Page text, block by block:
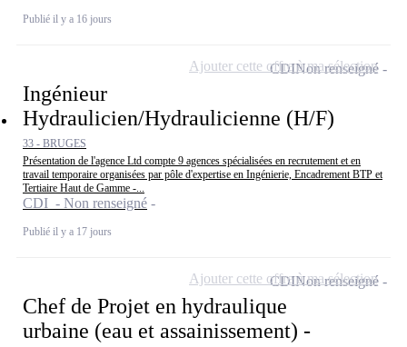
Publié il y a 16 jours
Ingénieur
Hydraulicien/Hydraulicienne (H/F)
33 - BRUGES
Présentation de l'agence Ltd compte 9 agences spécialisées en recrutement et en
travail temporaire organisées par pôle d'expertise en Ingénierie, Encadrement BTP et
Tertiaire Haut de Gamme -...
CDI - Non renseigné
Publié il y a 17 jours
CDINon renseigné
Ajouter cette offre à ma sélection
Chef de Projet en hydraulique
urbaine (eau et assainissement) -
CDINon renseigné
Ajouter cette offre à ma sélection